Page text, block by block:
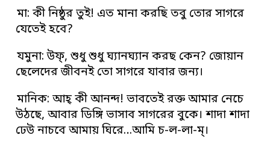
মা: কী নিষ্ঠুর তুই! এত মানা করছি তবু তোর সাগরে
যেতেই হবে?
যমুনা: উফ্‌, শুধু শুধু ঘ্যানঘ্যান করছ কেন? জোয়ান
ছেলেদের জীবনই তো সাগরে যাবার জন্য।
মানিক: আহ্‌ কী আনন্দ! ভাবতেই রক্ত আমার নেচে
উঠছে, আবার ডিঙ্গি ভাসাব সাগরের বুকে। শাদা শাদা
ঢেউ নাচবে আমায় ঘিরে…আমি চ-ল-লা-ম্‌।